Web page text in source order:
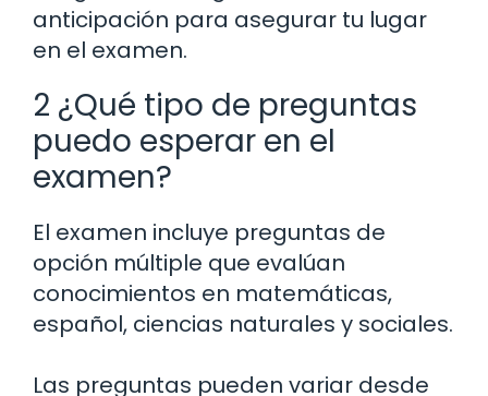
anticipación para asegurar tu lugar
en el examen.
2 ¿Qué tipo de preguntas
puedo esperar en el
examen?
El examen incluye preguntas de
opción múltiple que evalúan
conocimientos en matemáticas,
español, ciencias naturales y sociales.
Las preguntas pueden variar desde